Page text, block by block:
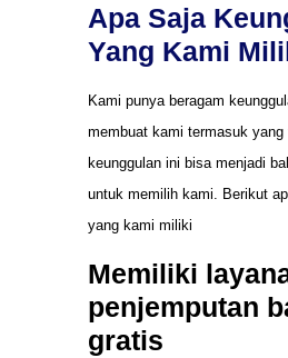
Apa Saja
Yang Kami
Kami punya beragam
membuat kami termasuk yang
keunggulan ini bisa menjadi
untuk memilih kami. Berikut
yang kami miliki
Memiliki
penjemputan
gratis